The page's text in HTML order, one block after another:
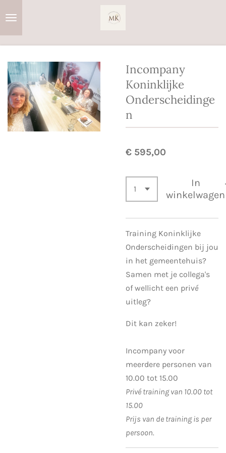
hoofdinhoud
Incompany
Koninklijke
Onderscheidinge
n
€ 595,00
In
winkelwagen
Training Koninklijke
Onderscheidingen bij jou
in het gemeentehuis?
Samen met je collega's
of wellicht een privé
uitleg?
Dit kan zeker!
Incompany voor
meerdere personen van
10.00 tot 15.00
Privé training van 10.00 tot
15.00
Prijs van de training is per
persoon.